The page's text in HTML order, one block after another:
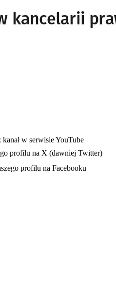
karcie
nowej karciew serwisie YouTube
profilu na X (dawniej Twitter)
w nowej karcieprofilu na Facebooku